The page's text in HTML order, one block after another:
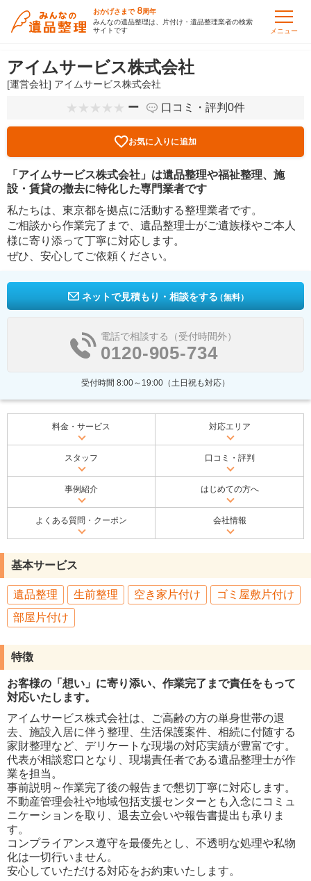
おかげさまで 8周年
みんなの遺品整理は、片付け・遺品整理業者の検索
サイトです
メニュー
アイムサービス株式会社
[運営会社] アイムサービス株式会社
ー 口コミ・評判0件
お気に入りに追加
「アイムサービス株式会社」は遺品整理や福祉整理、施
設・賃貸の撤去に特化した専門業者です
私たちは、東京都を拠点に活動する整理業者です。
ご相談から作業完了まで、遺品整理士がご遺族様やご本人
様に寄り添って丁寧に対応します。
ぜひ、安心してご依頼ください。
ネットで見積もり・相談をする（無料）
電話で相談する（受付時間外）
0120-905-734
受付時間 8:00～19:00（土日祝も対応）
料金・サービス 対応エリア
スタッフ 口コミ・評判
事例紹介 はじめての方へ
よくある質問・クーポン 会社情報
基本サービス
遺品整理 生前整理 空き家片付け
ゴミ屋敷片付け
部屋片付け
特徴
お客様の「想い」に寄り添い、作業完了まで責任をもって
対応いたします。
アイムサービス株式会社は、ご高齢の方の単身世帯の退
去、施設入居に伴う整理、生活保護案件、相続に付随する
家財整理など、デリケートな現場の対応実績が豊富です。
代表が相談窓口となり、現場責任者である遺品整理士が作
業を担当。
事前説明～作業完了後の報告まで懇切丁寧に対応します。
不動産管理会社や地域包括支援センターとも入念にコミュ
ニケーションを取り、退去立会いや報告書提出も承りま
す。
コンプライアンス遵守を最優先とし、不透明な処理や私物
化は一切行いません。
安心していただける対応をお約束いたします。